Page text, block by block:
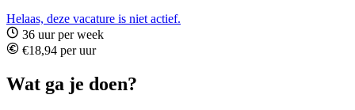
Helaas, deze vacature is niet actief.
36 uur per week
€18,94 per uur
Wat ga je doen?